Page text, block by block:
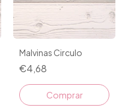
Malvinas Circulo
€4,68
Comprar